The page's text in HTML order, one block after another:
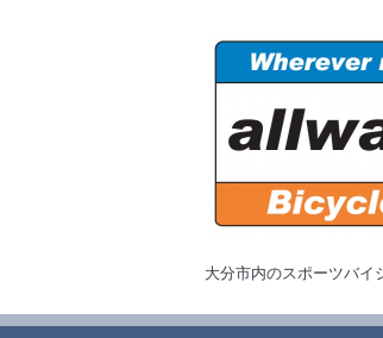
大分市内のスポーツバイ